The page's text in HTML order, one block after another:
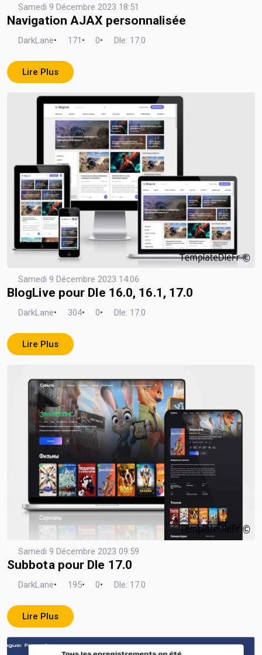
Samedi 9 Décembre 2023 18:51
Navigation AJAX personnalisée
DarkLane• 171 • 0• Dle: 17.0
Lire Plus
Samedi 9 Décembre 2023 14:06
BlogLive pour Dle 16.0, 16.1, 17.0
DarkLane• 304• 0• Dle: 17.0
Lire Plus
Samedi 9 Décembre 2023 09:59
Subbota pour Dle 17.0
DarkLane• 195• 0• Dle: 17.0
Lire Plus